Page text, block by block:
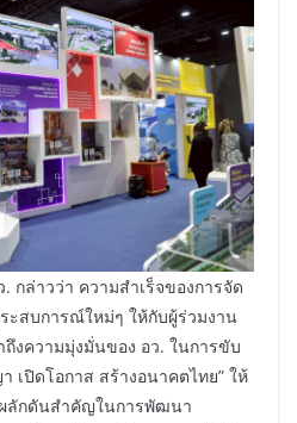
กล่าวว่า ความสำเร็จของการจัด
ะสบการณ์ใหม่ๆ ให้กับผู้ร่วมงาน
ถึงความมุ่งมั่นของ อว. ในการขับ
เปิดโอกาส สร้างอนาคตไทย” ให้
ลักดันสำคัญในการพัฒนา